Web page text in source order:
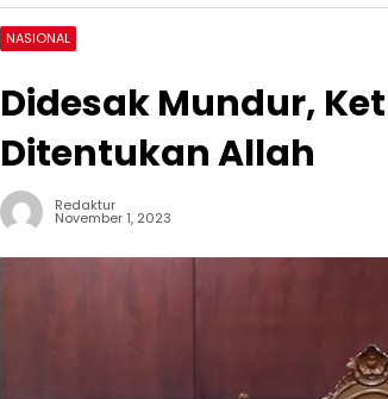
NASIONAL
Didesak Mundur,
Ditentukan Allah
Redaktur
November 1, 2023